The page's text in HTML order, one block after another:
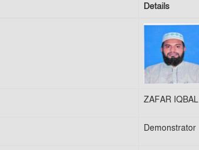
Details
ZAFAR IQBAL
Demonstrator